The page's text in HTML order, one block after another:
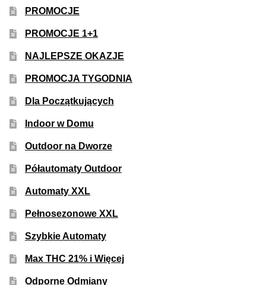
Przewaga Sativa
100% Sativa
50% Indica i 50% Sativa
Duże Oryginalne Opakowania
TOP 10 Indoor
TOP 10 Outdoor
PROMOCJE
PROMOCJE 1+1
NAJLEPSZE OKAZJE
PROMOCJA TYGODNIA
Dla Początkujących
Indoor w Domu
Outdoor na Dworze
Półautomaty Outdoor
Automaty XXL
Pełnosezonowe XXL
Szybkie Automaty
Max THC 21% i Więcej
Odporne Odmiany